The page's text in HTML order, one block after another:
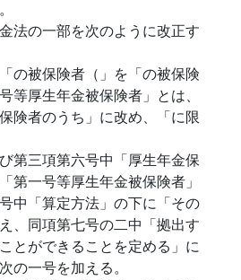
法の一部を次のように改正す
の被保険者（」を「の被保険
等厚生年金被保険者」とは、
険者のうち」に改め、「に限
第三項第六号中「厚生年金保
第一号等厚生年金被保険者」
中「算定方法」の下に「その
、同項第七号の二中「拠出す
とができることを定める」に
の一号を加える。